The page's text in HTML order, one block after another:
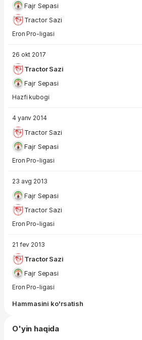
Fajr Sepasi
Tractor Sazi
Eron Pro-ligasi
26 okt 2017
Tractor Sazi
Fajr Sepasi
Hazfi kubogi
4 yanv 2014
Tractor Sazi
Fajr Sepasi
Eron Pro-ligasi
23 avg 2013
Fajr Sepasi
Tractor Sazi
Eron Pro-ligasi
21 fev 2013
Tractor Sazi
Fajr Sepasi
Eron Pro-ligasi
Hammasini ko'rsatish
O'yin haqida